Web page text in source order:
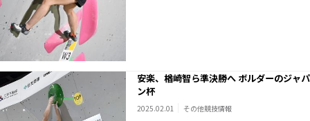
安楽、楢崎智ら準決勝へ ボルダーのジャパ
ン杯
2025.02.01 その他競技情報